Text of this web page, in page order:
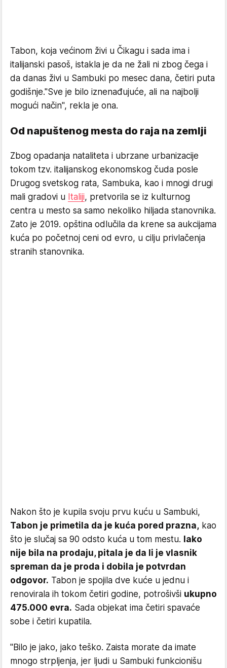
Tabon, koja većinom živi u Čikagu i sada ima i
italijanski pasoš, istakla je da ne žali ni zbog čega i
da danas živi u Sambuki po mesec dana, četiri puta
godišnje."Sve je bilo iznenađujuće, ali na najbolji
mogući način", rekla je ona.
Od napuštenog mesta do raja na zemlji
Zbog opadanja nataliteta i ubrzane urbanizacije
tokom tzv. italijanskog ekonomskog čuda posle
Drugog svetskog rata, Sambuka, kao i mnogi drugi
mali gradovi u Italiji, pretvorila se iz kulturnog
centra u mesto sa samo nekoliko hiljada stanovnika.
Zato je 2019. opština odlučila da krene sa aukcijama
kuća po početnoj ceni od evro, u cilju privlačenja
stranih stanovnika.
Nakon što je kupila svoju prvu kuću u Sambuki,
Tabon je primetila da je kuća pored prazna, kao
što je slučaj sa 90 odsto kuća u tom mestu. Iako
nije bila na prodaju, pitala je da li je vlasnik
spreman da je proda i dobila je potvrdan
odgovor. Tabon je spojila dve kuće u jednu i
renovirala ih tokom četiri godine, potrošivši ukupno
475.000 evra. Sada objekat ima četiri spavaće
sobe i četiri kupatila.
"Bilo je jako, jako teško. Zaista morate da imate
mnogo strpljenja, jer ljudi u Sambuki funkcionišu